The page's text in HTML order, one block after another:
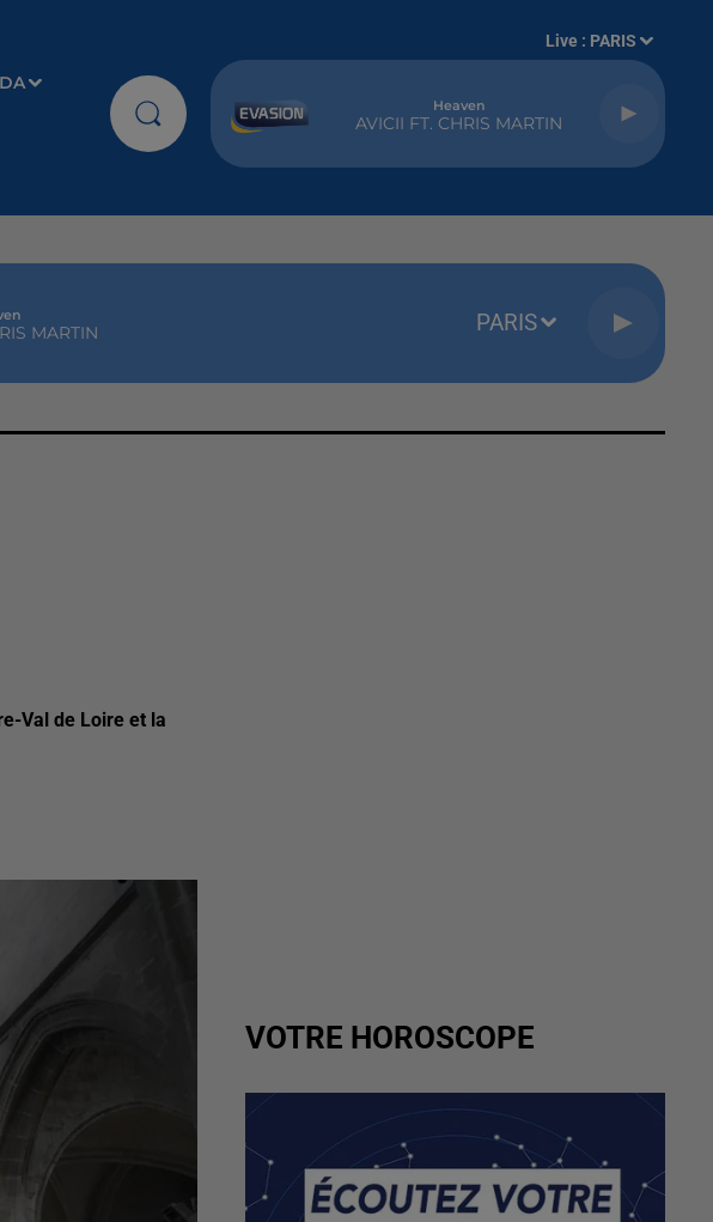
Live : PARIS
Heaven
AVICII FT. CHRIS MARTIN
MARTIN PARIS
Val de Loire et la
VOTRE HOROSCOPE